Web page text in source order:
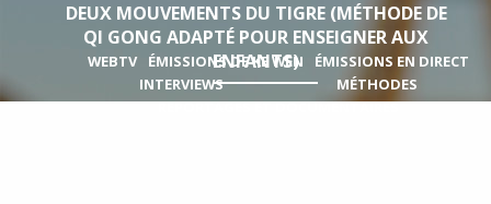
DEUX MOUVEMENTS DU TIGRE (MÉTHODE DE
QI GONG ADAPTÉ POUR ENSEIGNER AUX
ENFANTS)
WEBTV ÉMISSIONS DE KE WEN
ÉMISSIONS EN DIRECT
INTERVIEWS
MÉTHODES
REPORTAGES ET DOCUMENTAIRES